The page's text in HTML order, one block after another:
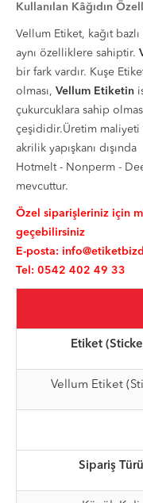
Kullanılan Kâğıdın
Vellum Etiket, kağıt
aynı özelliklere sahiptir.
bir fark vardır. Kuşe
olması, Vellum Etiketin
çukurcuklara sahip
çeşididir.Üretim maliyeti
akrilik yapışkanı dışında
Hotmelt - Nonperm -
mevcuttur.
Özel siparişleriniz için
geçebilirsiniz
E-posta:
Tel: 0542 402 49 33
Etiket
Vellum Etiket
Sipariş Türü